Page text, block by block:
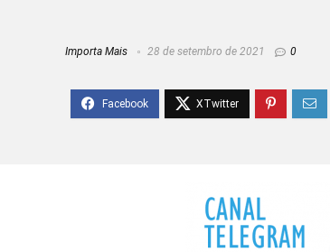
Importa Mais 28 de setembro de 2021 0